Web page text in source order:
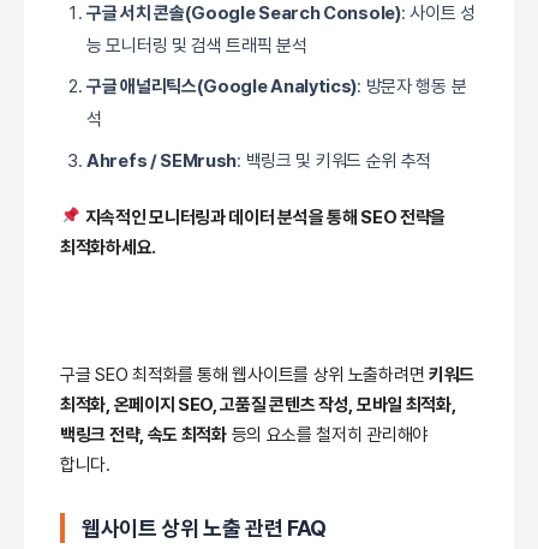
구글 서치 콘솔(Google Search Console): 사이트 성
능 모니터링 및 검색 트래픽 분석
구글 애널리틱스(Google Analytics): 방문자 행동 분
석
Ahrefs / SEMrush: 백링크 및 키워드 순위 추적
지속적인 모니터링과 데이터 분석을 통해 SEO 전략을
최적화하세요.
구글 SEO 최적화를 통해 웹사이트를 상위 노출하려면 키워드
최적화, 온페이지 SEO, 고품질 콘텐츠 작성, 모바일 최적화,
백링크 전략, 속도 최적화등의 요소를 철저히 관리해야
합니다.
웹사이트 상위 노출 관련 FAQ